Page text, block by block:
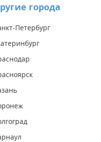
города
Петербург